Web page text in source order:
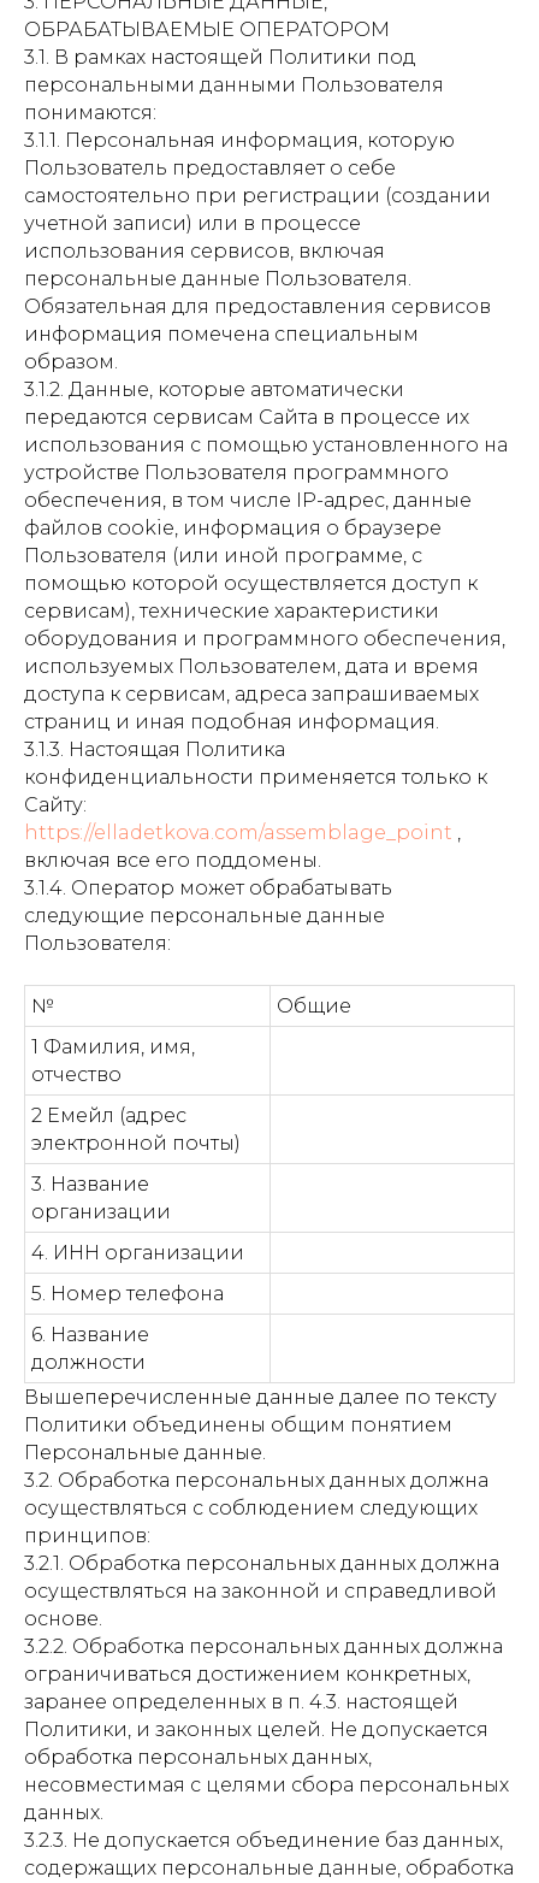
ОБРАБАТЫВАЕМЫЕ ОПЕРАТОРОМ
3.1. В рамках настоящей Политики под
персональными данными Пользователя
понимаются:
3.1.1. Персональная информация, которую
Пользователь предоставляет о себе
самостоятельно при регистрации (создании
учетной записи) или в процессе
использования сервисов, включая
персональные данные Пользователя.
Обязательная для предоставления сервисов
информация помечена специальным
образом.
3.1.2. Данные, которые автоматически
передаются сервисам Сайта в процессе их
использования с помощью установленного на
устройстве Пользователя программного
обеспечения, в том числе IP-адрес, данные
файлов cookie, информация о браузере
Пользователя (или иной программе, с
помощью которой осуществляется доступ к
сервисам), технические характеристики
оборудования и программного обеспечения,
используемых Пользователем, дата и время
доступа к сервисам, адреса запрашиваемых
страниц и иная подобная информация.
3.1.3. Настоящая Политика
конфиденциальности применяется только к
Сайту:
https://elladetkova.com/assemblage_point ,
включая все его поддомены.
3.1.4. Оператор может обрабатывать
следующие персональные данные
Пользователя:
№
Общие
1 Фамилия, имя,
отчество
2 Емейл (адрес
электронной почты)
3. Название
организации
4. ИНН организации
5. Номер телефона
6. Название
должности
Вышеперечисленные данные далее по тексту
Политики объединены общим понятием
Персональные данные.
3.2. Обработка персональных данных должна
осуществляться с соблюдением следующих
принципов:
3.2.1. Обработка персональных данных должна
осуществляться на законной и справедливой
основе.
3.2.2. Обработка персональных данных должна
ограничиваться достижением конкретных,
заранее определенных в п. 4.3. настоящей
Политики, и законных целей. Не допускается
обработка персональных данных,
несовместимая с целями сбора персональных
данных.
3.2.3. Не допускается объединение баз данных,
содержащих персональные данные, обработка